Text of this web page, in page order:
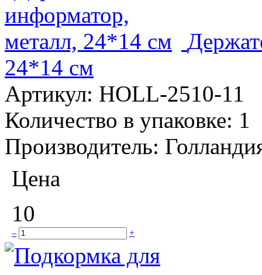
24*14 см
Артикул: HOLL-2510-11
Количество в упаковке: 1
Производитель:
Цена
10
– +